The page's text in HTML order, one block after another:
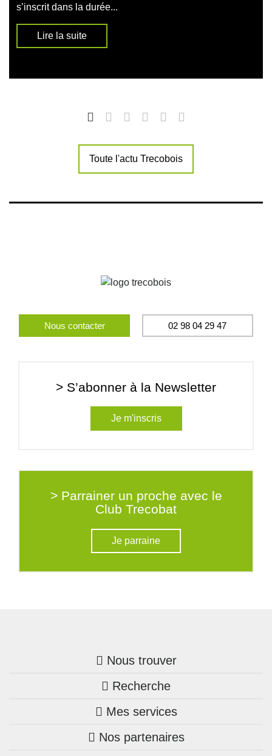
s’inscrit dans la durée...
Lire la suite
Toute l'actu Trecobois
Nous contacter 02 98 04 29 47
> S’abonner à la Newsletter
Je m'inscris
> Parrainer un proche avec le
Club Trecobat
Je parraine
Nous trouver
Trouver une agence
Bretagne
Pays de la Loire
Recherche
Nos annonces
Maison + terrain
Mes services
Mon compte Trecobois
Nos partenaires